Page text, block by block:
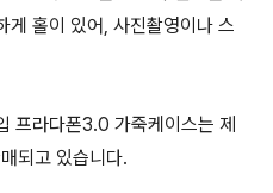
게 홀이 있어, 사진촬영이나 스
프라다폰3.0 가죽케이스는 제
되고 있습니다.